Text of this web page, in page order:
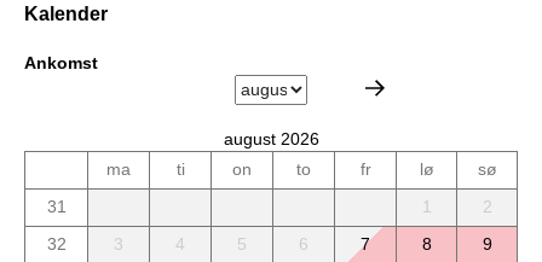
Kalender
Ankomst
august 2026
ma
ti on to fr lø
sø
31
1
2
32
3 4 5 6 7 8
9